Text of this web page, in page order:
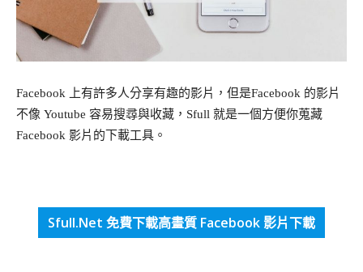
Facebook 上有許多人分享有趣的影片，但是Facebook 的影片
不像 Youtube 容易搜尋與收藏，Sfull 就是一個方便你蒐藏
Facebook 影片的下載工具。
Sfull.Net 免費下載高畫質 Facebook 影片下載